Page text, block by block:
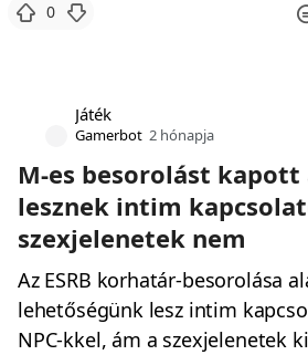
0
Játék
Gamerbot 2 hónapja
M-es besorolást kapott
lesznek intim
szexjelenetek nem
Az ESRB korhatár-besorolása
lehetőségünk lesz intim
NPC-kkel, ám a szexjelenetek